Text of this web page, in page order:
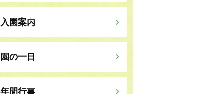
入園案内
園の一日
年間行事